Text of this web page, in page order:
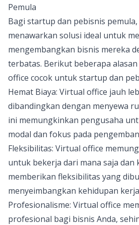
Pemula
Bagi startup dan pebisnis
menawarkan solusi ideal untuk
mengembangkan bisnis mereka
terbatas. Berikut beberapa
office cocok untuk startup dan
Hemat Biaya: Virtual office jauh
dibandingkan dengan menyewa
ini memungkinkan pengusaha
modal dan fokus pada
Fleksibilitas: Virtual office
untuk bekerja dari mana saja dan
memberikan fleksibilitas yang
menyeimbangkan kehidupan
Profesionalisme: Virtual office
profesional bagi bisnis Anda,